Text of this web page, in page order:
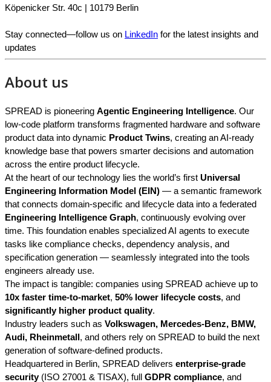
Köpenicker Str. 40c | 10179 Berlin
Stay connected—follow us on LinkedIn for the latest insights and
updates
About us
SPREAD is pioneering Agentic Engineering Intelligence. Our
low-code platform transforms fragmented hardware and software
product data into dynamic Product Twins, creating an AI-ready
knowledge base that powers smarter decisions and automation
across the entire product lifecycle.
At the heart of our technology lies the world’s first Universal
Engineering Information Model (EIN) — a semantic framework
that connects domain-specific and lifecycle data into a federated
Engineering Intelligence Graph, continuously evolving over
time. This foundation enables specialized AI agents to execute
tasks like compliance checks, dependency analysis, and
specification generation — seamlessly integrated into the tools
engineers already use.
The impact is tangible: companies using SPREAD achieve up to
10x faster time-to-market, 50% lower lifecycle costs, and
significantly higher product quality.
Industry leaders such as Volkswagen, Mercedes-Benz, BMW,
Audi, Rheinmetall, and others rely on SPREAD to build the next
generation of software-defined products.
Headquartered in Berlin, SPREAD delivers enterprise-grade
security(ISO 27001 & TISAX), full GDPR compliance, and